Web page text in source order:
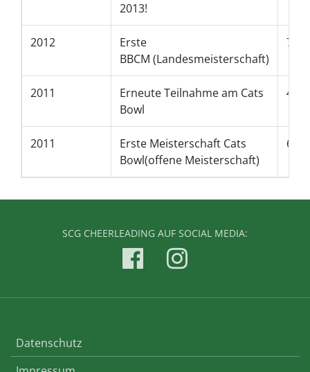
2013!
2012
Erste
BBCM (Landesmeisterschaft)
7.
2011
Erneute Teilnahme am Cats
Bowl
4.
2011
Erste Meisterschaft Cats
Bowl(offene Meisterschaft)
6.
SCG CHEERLEADING AUF SOCIAL MEDIA:
Datenschutz